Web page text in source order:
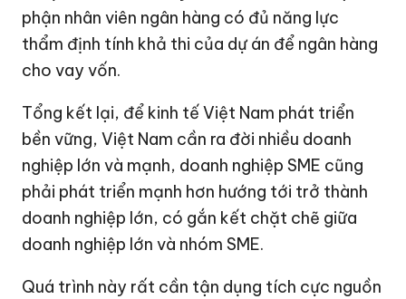
phận nhân viên ngân hàng có đủ năng lực
thẩm định tính khả thi của dự án để ngân hàng
cho vay vốn.
Tổng kết lại, để kinh tế Việt Nam phát triển
bền vững, Việt Nam cần ra đời nhiều doanh
nghiệp lớn và mạnh, doanh nghiệp SME cũng
phải phát triển mạnh hơn hướng tới trở thành
doanh nghiệp lớn, có gắn kết chặt chẽ giữa
doanh nghiệp lớn và nhóm SME.
Quá trình này rất cần tận dụng tích cực nguồn